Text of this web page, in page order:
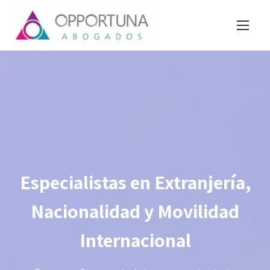
Especialistas en Extranjería,
Nacionalidad y Movilidad
Internacional